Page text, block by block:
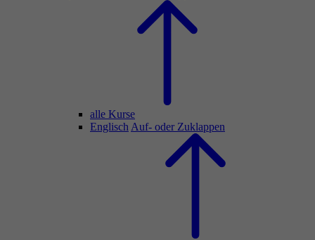
alle Kurse
Englisch Auf- oder Zuklappen